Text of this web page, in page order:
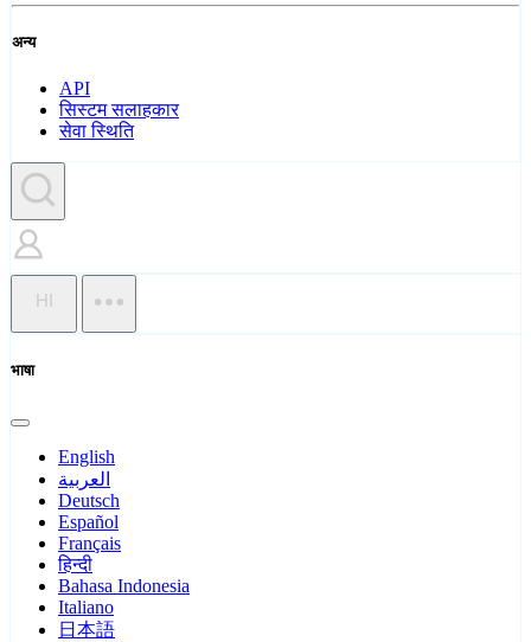
अन्य
API
सिस्टम सलाहकार
सेवा स्थिति
HI
भाषा
English
العربية
Deutsch
Español
Français
हिन्दी
Bahasa Indonesia
Italiano
日本語